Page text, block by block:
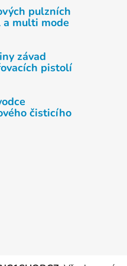
pulzních
multi mode
závad
pistolí
čisticího